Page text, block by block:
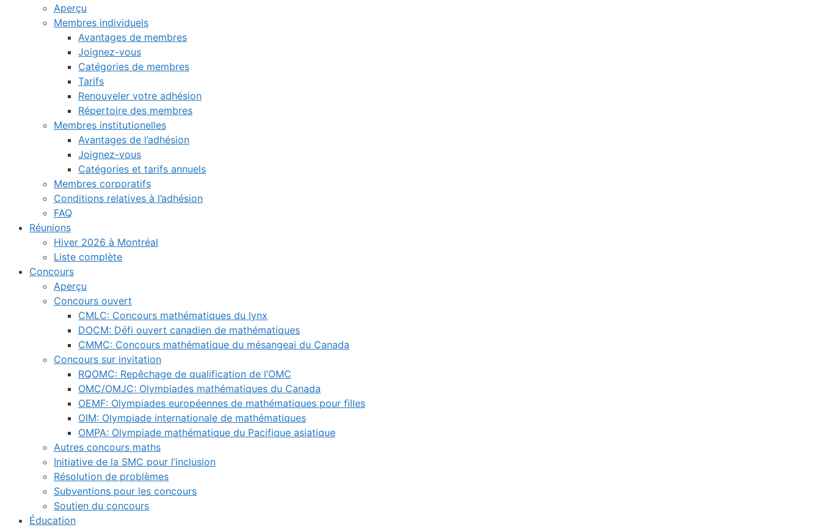
Aperçu
Membres individuels
Avantages de membres
Joignez-vous
Catégories de membres
Tarifs
Renouveler votre adhésion
Répertoire des membres
Membres institutionelles
Avantages de l’adhésion
Joignez-vous
Catégories et tarifs annuels
Membres corporatifs
Conditions relatives à l’adhésion
FAQ
Réunions
Hiver 2026 à Montréal
Liste complète
Concours
Aperçu
Concours ouvert
CMLC: Concours mathématiques du lynx
DOCM: Défi ouvert canadien de mathématiques
CMMC: Concours mathématique du mésangeai du Canada
Concours sur invitation
RQOMC: Repêchage de qualification de l’OMC
OMC/OMJC: Olympiades mathématiques du Canada
OEMF: Olympiades européennes de mathématiques pour filles
OIM: Olympiade internationale de mathématiques
OMPA: Olympiade mathématique du Pacifique asiatique
Autres concours maths
Initiative de la SMC pour l’inclusion
Résolution de problèmes
Subventions pour les concours
Soutien du concours
Éducation